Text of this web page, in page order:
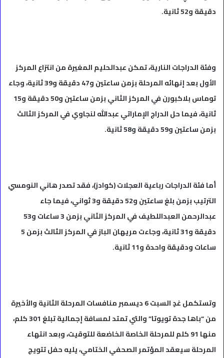
دقيقة و52 ثانية.
وفئة الدراجات النارية، تمكن عبدالحليم المغيرة من انتزاع المركز
الأول بعد إنهائه المرحلة بزمن ساعتين و47 دقيقة و39 ثانية، وجاء
توماس بلاكبورن في المركز الثاني بزمن ساعتين و50 دقيقة و15
ثانية، فيما حل الدراج الإماراتي عبدالله لنجاوي في المركز الثالث
بزمن ساعتين و59 دقيقة و58 ثانية.
أما فئة الدراجات رباعية العجلات (كوادز)، فقد تصدر هاني النومسي
الترتيب بزمن بلغ ساعتين و52 دقيقة و3 ثواني، فيما جاء
عبدالرحمن العبداللطيف في المركز الثاني بزمن 3 ساعات و53
دقيقة و31 ثانية، وجاءت مريهان الباز في المركز الثالث بزمن 5
ساعات ودقيقة واحدة و11 ثانية.
وتستكمل غدٍ السبت 6 ديسمبر منافسات المرحلة الثانية والأخيرة
من “باها جدة تويوتا” والتي تمتد لمسافة إجمالية تبلغ 301 كلم،
منها 91 كلم للمرحلة الخاصة الخاضعة للتوقيت، وبعد انتهاء
المرحلة سيعقد المؤتمر الصحفي الختامي، يليه حفل تتويج